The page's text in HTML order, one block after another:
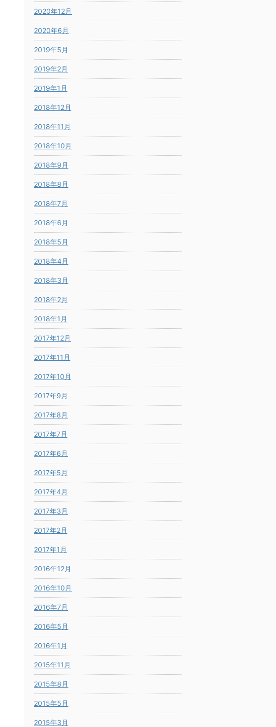
2020年12月
2020年6月
2019年5月
2019年2月
2019年1月
2018年12月
2018年11月
2018年10月
2018年9月
2018年8月
2018年7月
2018年6月
2018年5月
2018年4月
2018年3月
2018年2月
2018年1月
2017年12月
2017年11月
2017年10月
2017年9月
2017年8月
2017年7月
2017年6月
2017年5月
2017年4月
2017年3月
2017年2月
2017年1月
2016年12月
2016年10月
2016年7月
2016年5月
2016年1月
2015年11月
2015年8月
2015年5月
2015年3月